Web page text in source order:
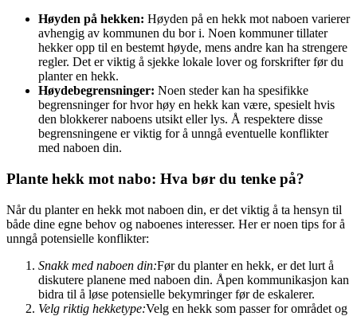
Høyden på hekken: Høyden på en hekk mot naboen varierer
avhengig av kommunen du bor i. Noen kommuner tillater
hekker opp til en bestemt høyde, mens andre kan ha strengere
regler. Det er viktig å sjekke lokale lover og forskrifter før du
planter en hekk.
Høydebegrensninger: Noen steder kan ha spesifikke
begrensninger for hvor høy en hekk kan være, spesielt hvis
den blokkerer naboens utsikt eller lys. Å respektere disse
begrensningene er viktig for å unngå eventuelle konflikter
med naboen din.
Plante hekk mot nabo: Hva bør du tenke på?
Når du planter en hekk mot naboen din, er det viktig å ta hensyn til
både dine egne behov og naboenes interesser. Her er noen tips for å
unngå potensielle konflikter:
Snakk med naboen din:Før du planter en hekk, er det lurt å
diskutere planene med naboen din. Åpen kommunikasjon kan
bidra til å løse potensielle bekymringer før de eskalerer.
Velg riktig hekketype:Velg en hekk som passer for området og